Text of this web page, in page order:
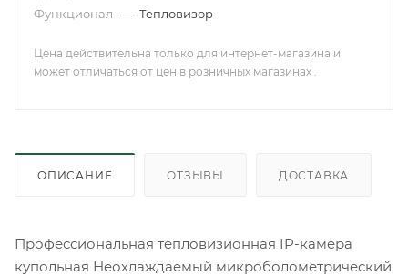
Функционал — Тепловизор
Цена действительна только для интернет-магазина и
может отличаться от цен в розничных магазинах .
ОПИСАНИЕ ОТЗЫВЫ ДОСТАВКА
Профессиональная тепловизионная IP-камера
купольная Неохлаждаемый микроболометрический